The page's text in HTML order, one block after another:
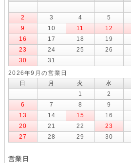
2
3 4 5
9
10 11 12
16
17 18 19
23
24 25 26
30
31
2026年9月の営業日
日
月 火 水
1
2
6
7 8 9
13
14 15 16
20
21 22 23
27
28 29 30
営業日